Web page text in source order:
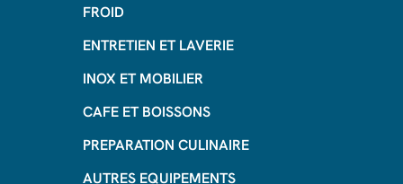
FROID
ENTRETIEN ET LAVERIE
INOX ET MOBILIER
CAFE ET BOISSONS
PREPARATION CULINAIRE
AUTRES EQUIPEMENTS